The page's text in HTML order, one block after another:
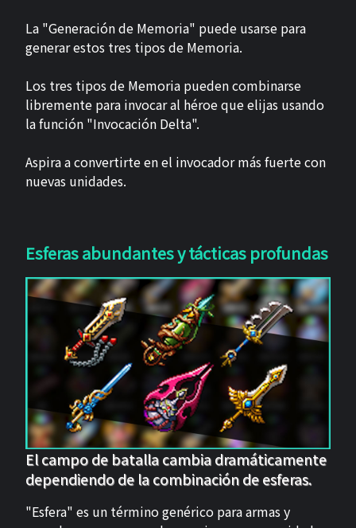
La "Generación de Memoria" puede usarse para
generar estos tres tipos de Memoria.
Los tres tipos de Memoria pueden combinarse
libremente para invocar al héroe que elijas usando
la función "Invocación Delta".
Aspira a convertirte en el invocador más fuerte con
nuevas unidades.
Esferas abundantes y tácticas profundas
El campo de batalla cambia dramáticamente
dependiendo de la combinación de esferas.
"Esfera" es un término genérico para armas y